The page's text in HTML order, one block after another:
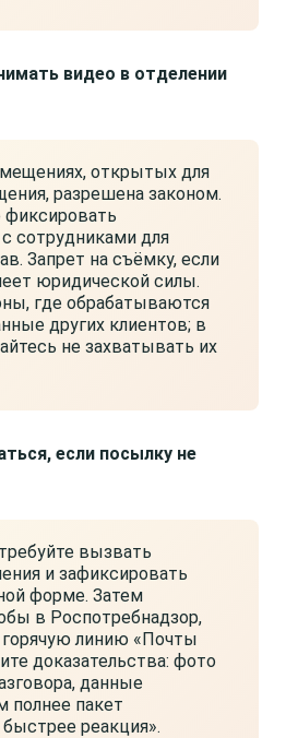
видео в отделении
открытых для
разрешена законом.
сотрудниками для
Запрет на съёмку, если
юридической силы.
где обрабатываются
других клиентов; в
не захватывать их
если посылку не
вызвать
и зафиксировать
форме. Затем
в Роспотребнадзор,
горячую линию «Почты
доказательства: фото
данные
полнее пакет
реакция».